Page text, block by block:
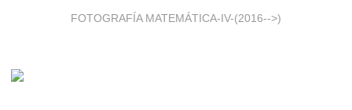
FOTOGRAFÍA MATEMÁTICA-IV-(2016-->)